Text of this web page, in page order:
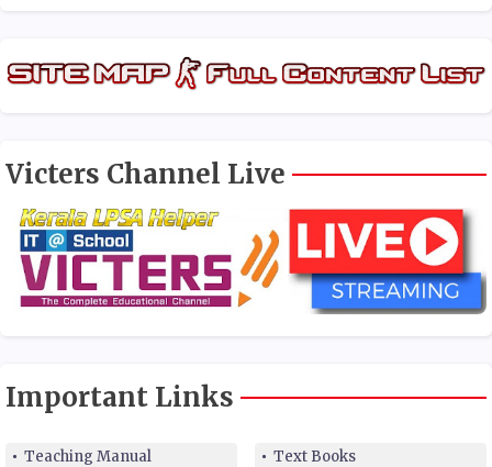
Victers Channel Live
Important Links
Teaching Manual Text Books